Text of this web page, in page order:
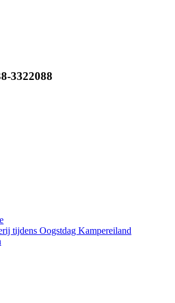
3322088
tijdens Oogstdag Kampereiland